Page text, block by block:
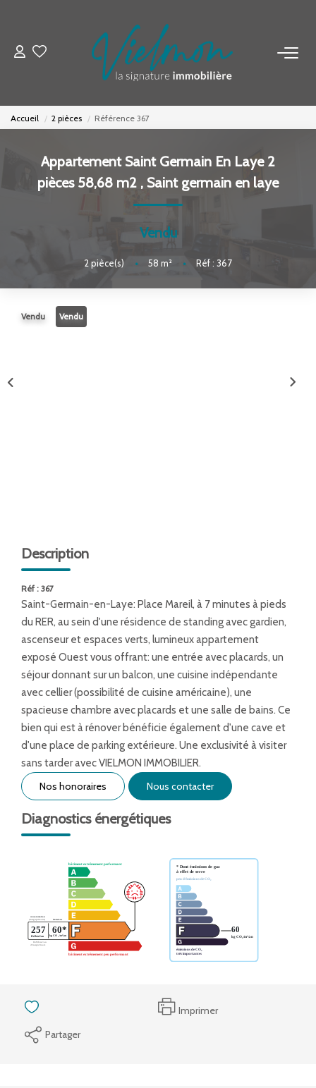
NOS BIENS
Acheter
Louer
ESTIMER
FAIRE GÉRER
INVESTISSEURS
Accueil 2 pièces Référence 367
Appartement Saint Germain En Laye 2
pièces 58,68 m2 , Saint germain en laye
Vendu
2 pièce(s) • 58 m² • Réf : 367
Vendu Vendu
Description
Réf : 367
Saint-Germain-en-Laye: Place Mareil, à 7 minutes à pieds
du RER, au sein d'une résidence de standing avec gardien,
ascenseur et espaces verts, lumineux appartement
exposé Ouest vous offrant: une entrée avec placards, un
séjour donnant sur un balcon, une cuisine indépendante
avec cellier (possibilité de cuisine américaine), une
spacieuse chambre avec placards et une salle de bains. Ce
bien qui est à rénover bénéficie également d'une cave et
d'une place de parking extérieure. Une exclusivité à visiter
sans tarder avec VIELMON IMMOBILIER.
Nos honoraires
Nous contacter
Diagnostics énergétiques
Imprimer
Partager